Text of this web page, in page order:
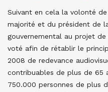
Suivant en cela la volonté
majorité et du président de
gouvernemental au projet
voté afin de rétablir le
2008 de redevance
contribuables de plus de 65
750.000 personnes de plus